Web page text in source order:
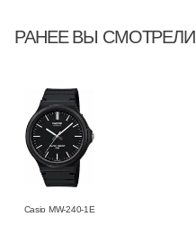
РАНЕЕ ВЫ СМОТРЕЛИ
Casio MW-240-1E